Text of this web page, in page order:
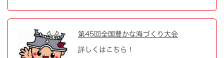
第45回全国豊かな海づくり大会
詳しくはこちら！